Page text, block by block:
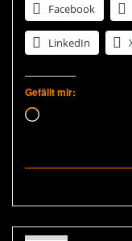
Facebook
LinkedIn
Gefällt mir:
Wird geladen …